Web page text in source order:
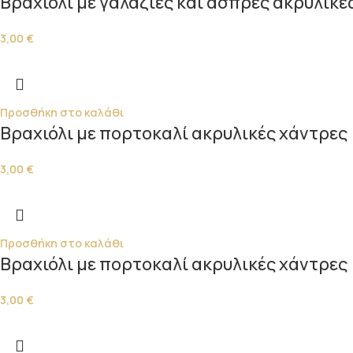
3,00 €
Προσθήκη στο καλάθι
Βραχιόλι με πορτοκαλί ακρυλικές χάντρες
3,00 €
Προσθήκη στο καλάθι
Βραχιόλι με πορτοκαλί ακρυλικές χάντρες
3,00 €